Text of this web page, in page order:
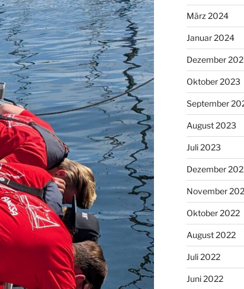
März 2024
Januar 2024
Dezember
Oktober 2023
September
August 2023
Juli 2023
Dezember
November
Oktober 2022
August 2022
Juli 2022
Juni 2022